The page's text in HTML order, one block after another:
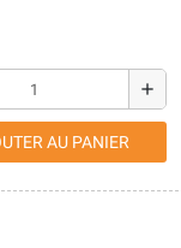
add
AU PANIER